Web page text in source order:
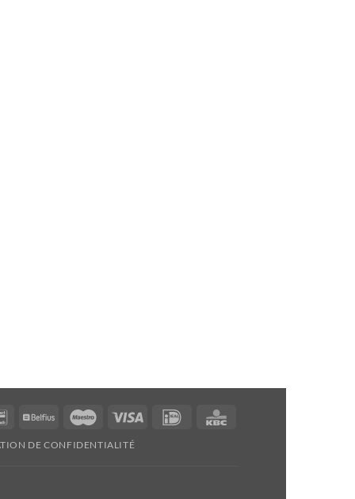
BancontactBelfius Maestro Idéal
DE CONFIDENTIALITÉ